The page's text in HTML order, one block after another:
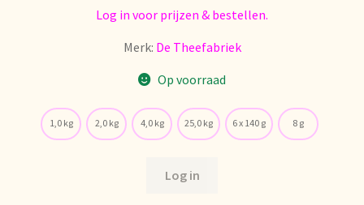
Log in voor prijzen & bestellen.
Merk: De Theefabriek
Op voorraad
1,0 kg 2,0 kg 4,0 kg 25,0 kg 6 x 140 g 8 g
Log in